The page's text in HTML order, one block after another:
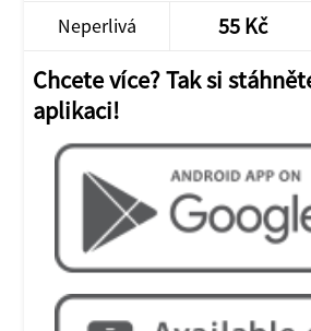
Neperlivá 55 Kč
Chcete více? Tak si
aplikaci!